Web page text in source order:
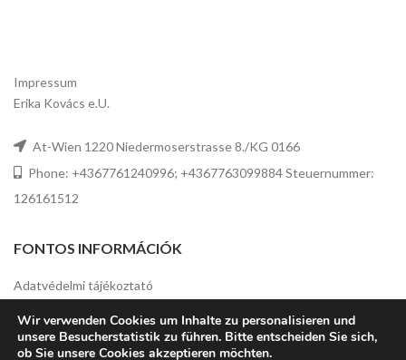
Impressum
Erika Kovács e.U.
At-Wien 1220 Niedermoserstrasse 8./KG 0166
Phone: +4367761240996; +4367763099884 Steuernummer:
126161512
FONTOS INFORMÁCIÓK
Adatvédelmi tájékoztató
Rólunk
Wir verwenden Cookies um Inhalte zu personalisieren und
unsere Besucherstatistik zu führen. Bitte entscheiden Sie sich,
ob Sie unsere Cookies akzeptieren möchten.